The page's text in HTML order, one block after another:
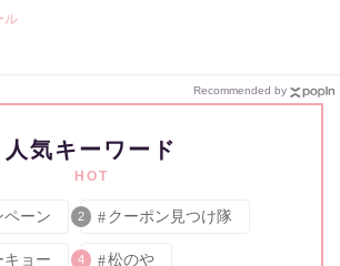
ル
Recommended by
人気キーワード
HOT
ペーン 2 クーポン見つけ隊
キョー 4 松のや